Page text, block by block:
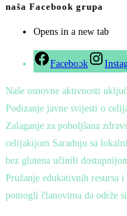
naša Facebook grupa
Opens in a new tab
Facebook
Naše osnovne aktivnosti
Podizanje javne svijesti o
Zalaganje za poboljšana
celijakijom Saradnju sa
bez glutena učinili
Pružanje edukativnih resursa
pomogli članovima da održe